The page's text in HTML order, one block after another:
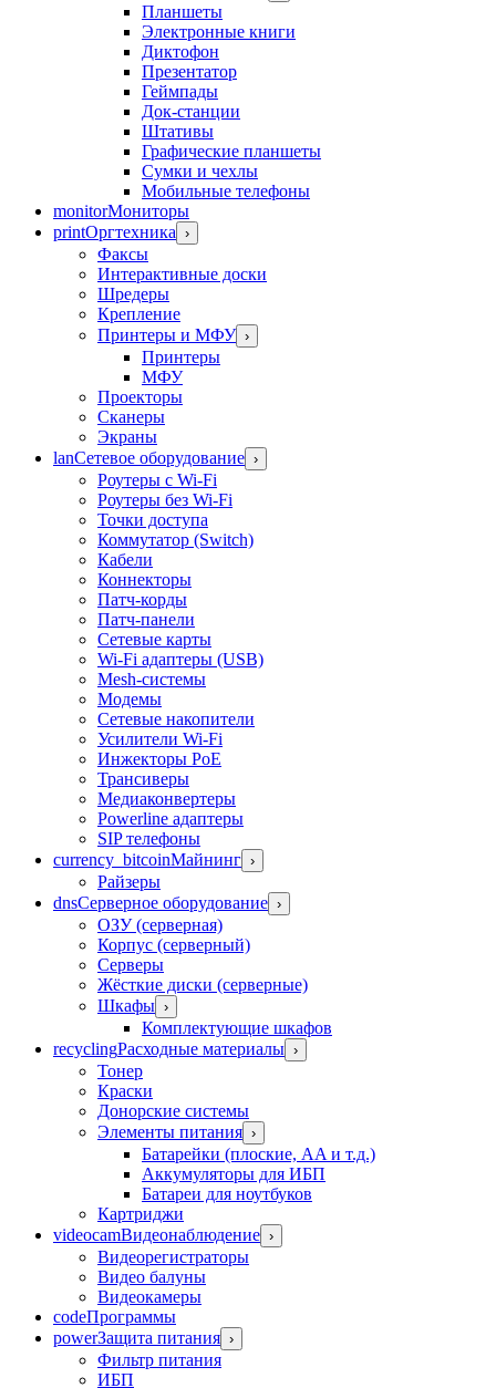
Планшеты
Электронные книги
Диктофон
Презентатор
Геймпады
Док-станции
Штативы
Графические планшеты
Сумки и чехлы
Мобильные телефоны
monitorМониторы
printОргтехника ›
Факсы
Интерактивные доски
Шредеры
Крепление
Принтеры и МФУ ›
Принтеры
МФУ
Проекторы
Сканеры
Экраны
lanСетевое оборудование ›
Роутеры с Wi-Fi
Роутеры без Wi-Fi
Точки доступа
Коммутатор (Switch)
Кабели
Коннекторы
Патч-корды
Патч-панели
Сетевые карты
Wi-Fi адаптеры (USB)
Mesh-системы
Модемы
Сетевые накопители
Усилители Wi-Fi
Инжекторы PoE
Трансиверы
Медиаконвертеры
Powerline адаптеры
SIP телефоны
currency_bitcoinМайнинг ›
Райзеры
dnsСерверное оборудование ›
ОЗУ (серверная)
Корпус (серверный)
Серверы
Жёсткие диски (серверные)
Шкафы ›
Комплектующие шкафов
recyclingРасходные материалы ›
Тонер
Краски
Донорские системы
Элементы питания ›
Батарейки (плоские, AA и т.д.)
Аккумуляторы для ИБП
Батареи для ноутбуков
Картриджи
videocamВидеонаблюдение ›
Видеорегистраторы
Видео балуны
Видеокамеры
codeПрограммы
powerЗащита питания ›
Фильтр питания
ИБП